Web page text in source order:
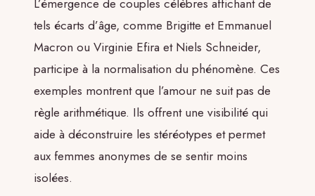
tels écarts d’âge, comme Brigitte et Emmanuel
Macron ou Virginie Efira et Niels Schneider,
participe à la normalisation du phénomène. Ces
exemples montrent que l’amour ne suit pas de
règle arithmétique. Ils offrent une visibilité qui
aide à déconstruire les stéréotypes et permet
aux femmes anonymes de se sentir moins
isolées.